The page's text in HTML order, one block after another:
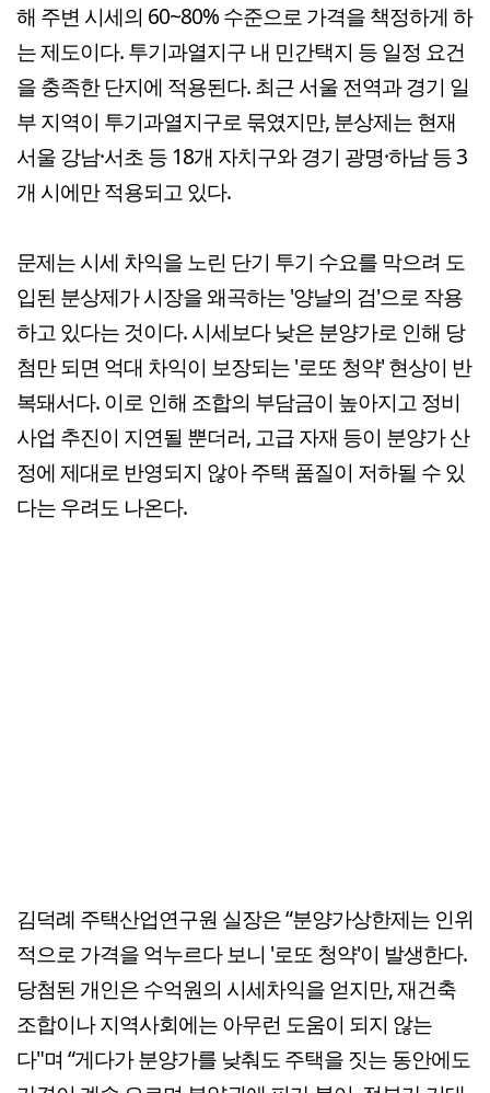
해 주변 시세의 60~80% 수준으로 가격을 책정하게 하
는 제도이다. 투기과열지구 내 민간택지 등 일정 요건
을 충족한 단지에 적용된다. 최근 서울 전역과 경기 일
부 지역이 투기과열지구로 묶였지만, 분상제는 현재
서울 강남·서초 등 18개 자치구와 경기 광명·하남 등 3
개 시에만 적용되고 있다.
문제는 시세 차익을 노린 단기 투기 수요를 막으려 도
입된 분상제가 시장을 왜곡하는 '양날의 검'으로 작용
하고 있다는 것이다. 시세보다 낮은 분양가로 인해 당
첨만 되면 억대 차익이 보장되는 '로또 청약' 현상이 반
복돼서다. 이로 인해 조합의 부담금이 높아지고 정비
사업 추진이 지연될 뿐더러, 고급 자재 등이 분양가 산
정에 제대로 반영되지 않아 주택 품질이 저하될 수 있
다는 우려도 나온다.
김덕례 주택산업연구원 실장은 “분양가상한제는 인위
적으로 가격을 억누르다 보니 '로또 청약'이 발생한다.
당첨된 개인은 수억원의 시세차익을 얻지만, 재건축
조합이나 지역사회에는 아무런 도움이 되지 않는
다"며 “게다가 분양가를 낮춰도 주택을 짓는 동안에도